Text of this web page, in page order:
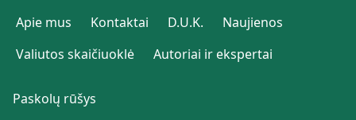
Apie mus
Kontaktai D.U.K.
Naujienos
Valiutos skaičiuoklė
Autoriai ir ekspertai
Paskolų rūšys